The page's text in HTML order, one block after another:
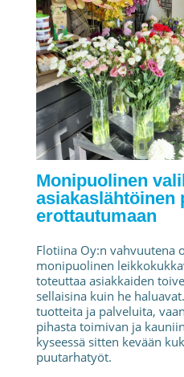
Monipuolinen
asiakaslähtöinen
erottautumaan
Flotiina Oy:n vahvuutena
monipuolinen
toteuttaa asiakkaiden
sellaisina kuin he
tuotteita ja palveluita,
pihasta toimivan ja
kyseessä sitten kevään
puutarhatyöt.